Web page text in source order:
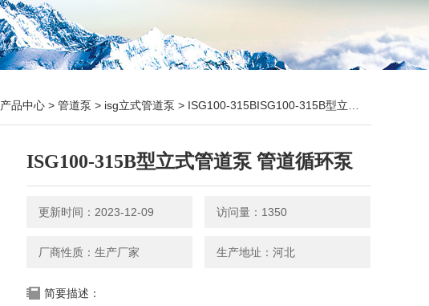
产品中心 > 管道泵 > isg立式管道泵 > ISG100-315BISG100-315B型立式管道泵 管道循环泵
ISG100-315B型立式管道泵 管道循环泵
更新时间：2023-12-09 访问量：1350
厂商性质：生产厂家 生产地址：河北
简要描述：